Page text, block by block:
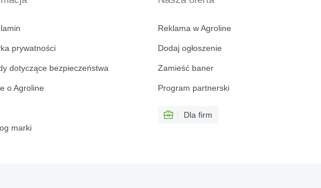
prywatności
dotyczące bezpieczeństwa
o Agroline
marki
Reklama w Agroline
Dodaj ogłoszenie
Zamieść baner
Program partnerski
Dla firm